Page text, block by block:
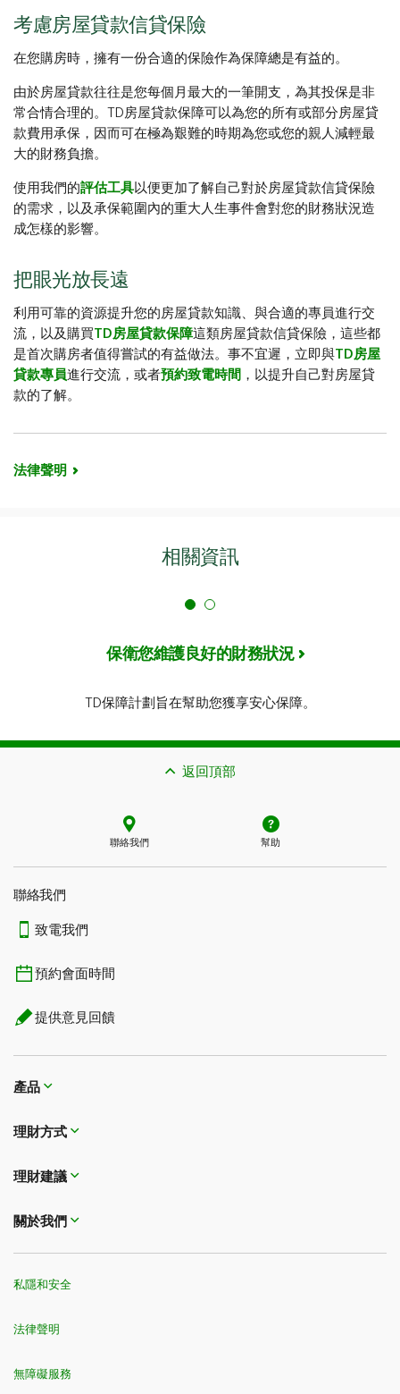
考慮房屋貸款信貸保險
在您購房時，擁有一份合適的保險作為保障總是有益的。
由於房屋貸款往往是您每個月最大的一筆開支，為其投保是非
常合情合理的。TD房屋貸款保障可以為您的所有或部分房屋貸
款費用承保，因而可在極為艱難的時期為您或您的親人減輕最
大的財務負擔。
使用我們的評估工具以便更加了解自己對於房屋貸款信貸保險
的需求，以及承保範圍內的重大人生事件會對您的財務狀況造
成怎樣的影響。
把眼光放長遠
利用可靠的資源提升您的房屋貸款知識、與合適的專員進行交
流，以及購買TD房屋貸款保障這類房屋貸款信貸保險，這些都
是首次購房者值得嘗試的有益做法。事不宜遲，立即與TD房屋
貸款專員進行交流，或者預約致電時間 ，以提升自己對房屋貸
款的了解。
法律聲明
相關資訊
保衛您維護良好的財務狀況
TD保障計劃旨在幫助您獲享安心保障。
返回頂部
聯絡我們 幫助
聯絡我們
致電我們
預約會面時間
提供意見回饋
產品
理財方式​​​​​​​
理財建議
關於我們
私隱和安全
法律聲明
無障礙服務